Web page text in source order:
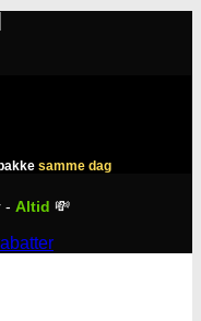
samme dag
- Altid 💸